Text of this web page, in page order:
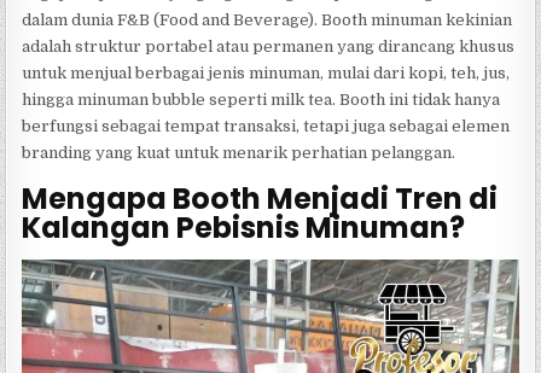
dalam dunia F&B (Food and Beverage). Booth minuman kekinian
adalah struktur portabel atau permanen yang dirancang khusus
untuk menjual berbagai jenis minuman, mulai dari kopi, teh, jus,
hingga minuman bubble seperti milk tea. Booth ini tidak hanya
berfungsi sebagai tempat transaksi, tetapi juga sebagai elemen
branding yang kuat untuk menarik perhatian pelanggan.
Mengapa Booth Menjadi Tren di
Kalangan Pebisnis Minuman?